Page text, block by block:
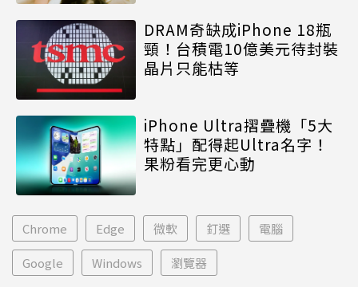
DRAM奇缺成iPhone 18瓶
頸！台積電10億美元待封裝
晶片只能枯等
iPhone Ultra摺疊機「5大
特點」配得起Ultra名字！
果粉看完更心動
Chrome Edge 微軟 釘選 電腦
Google Windows 瀏覽器